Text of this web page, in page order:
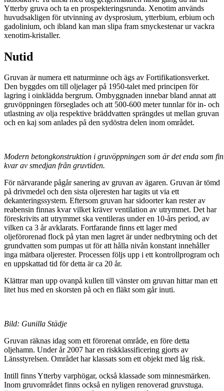
Ytterby gruva och ta en prospekteringsrunda. Xenotim används
huvudsakligen för utvinning av dysprosium, ytterbium, erbium och
gadolinium, och ibland kan man slipa fram smyckestenar ur vackra
xenotim-kristaller.
Nutid
Gruvan är numera ett naturminne och ägs av Fortifikationsverket.
Den byggdes om till oljelager på 1950-talet med principen för
lagring i oinklädda bergrum. Ombyggnaden innebar bland annat att
gruvöppningen förseglades och att 500-600 meter tunnlar för in- och
utlastning av olja respektive bräddvatten sprängdes ut mellan gruvan
och en kaj som anlades på den sydöstra delen inom området.
Modern betongkonstruktion i gruvöppningen som är det enda som
kvar av smedjan från gruvtiden.
För närvarande pågår sanering av gruvan av ägaren. Gruvan är tömd
på drivmedel och den sista oljeresten har tagits ut via ett
dekanteringssystem. Eftersom gruvan har sidoorter kan rester av
reabensin finnas kvar vilket kräver ventilation av utrymmet. Det har
föreskrivits att utrymmet ska ventileras under en 10-års period, av
vilken ca 3 år avklarats. Fortfarande finns ett lager med
oljeförorenad flock på ytan men lagret är under nedbrytning och det
grundvatten som pumpas ut för att hålla nivån konstant innehåller
inga mätbara oljerester. Processen följs upp i ett kontrollprogram och
en uppskattad tid för detta är ca 20 år.
Klättrar man upp ovanpå kullen till vänster om gruvan hittar man ett
litet hus med en skorsten på och en fläkt som går inuti.
Bild: Gunilla Städje
Gruvan räknas idag som ett förorenat område, en före detta
oljehamn. Under år 2007 har en riskklassificering gjorts av
Länsstyrelsen. Området har klassats som ett objekt med låg risk.
Intill finns Ytterby varphögar, också klassade som minnesmärken.
Inom gruvområdet finns också en nyligen renoverad gruvstuga.